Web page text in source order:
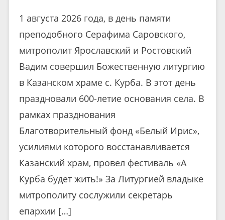
1 августа 2026 года, в день памяти
преподобного Серафима Саровского,
митрополит Ярославский и Ростовский
Вадим совершил Божественную литургию
в Казанском храме с. Курба. В этот день
праздновали 600-летие основания села. В
рамках празднования
Благотворительный фонд «Белый Ирис»,
усилиями которого восстанавливается
Казанский храм, провел фестиваль «А
Курба будет жить!» За Литургией владыке
митрополиту сослужили секретарь
епархии […]